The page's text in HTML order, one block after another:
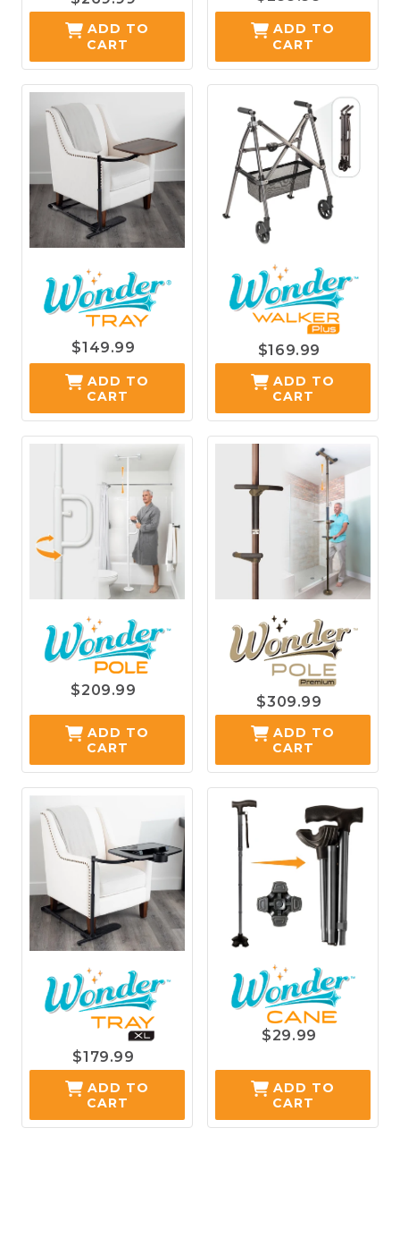
ADD TO
CART
ADD TO
CART
$149.99
ADD TO
CART
$169.99
ADD TO
CART
$209.99
ADD TO
CART
$309.99
ADD TO
CART
$179.99
ADD TO
CART
$29.99
ADD TO
CART